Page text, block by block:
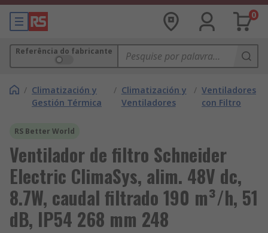
0
Referência do fabricante
/ Climatización y
Gestión Térmica
/ Climatización y
Ventiladores
/ Ventiladores
con Filtro
RS Better World
Ventilador de filtro Schneider
Electric ClimaSys, alim. 48V dc,
8.7W, caudal filtrado 190 m³/h, 51
dB, IP54 268 mm 248